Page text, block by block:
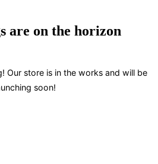
are on the horizon
Our store is in the works and will be
soon!